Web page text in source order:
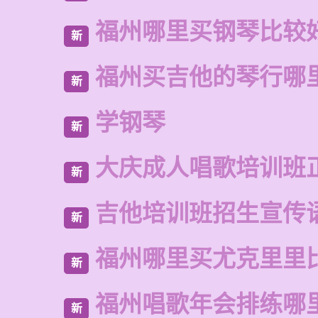
新 福州哪里买钢琴比较
新 福州买吉他的琴行哪
新 学钢琴
新 大庆成人唱歌培训班
新 吉他培训班招生宣传
新 福州哪里买尤克里里
新 福州唱歌年会排练哪